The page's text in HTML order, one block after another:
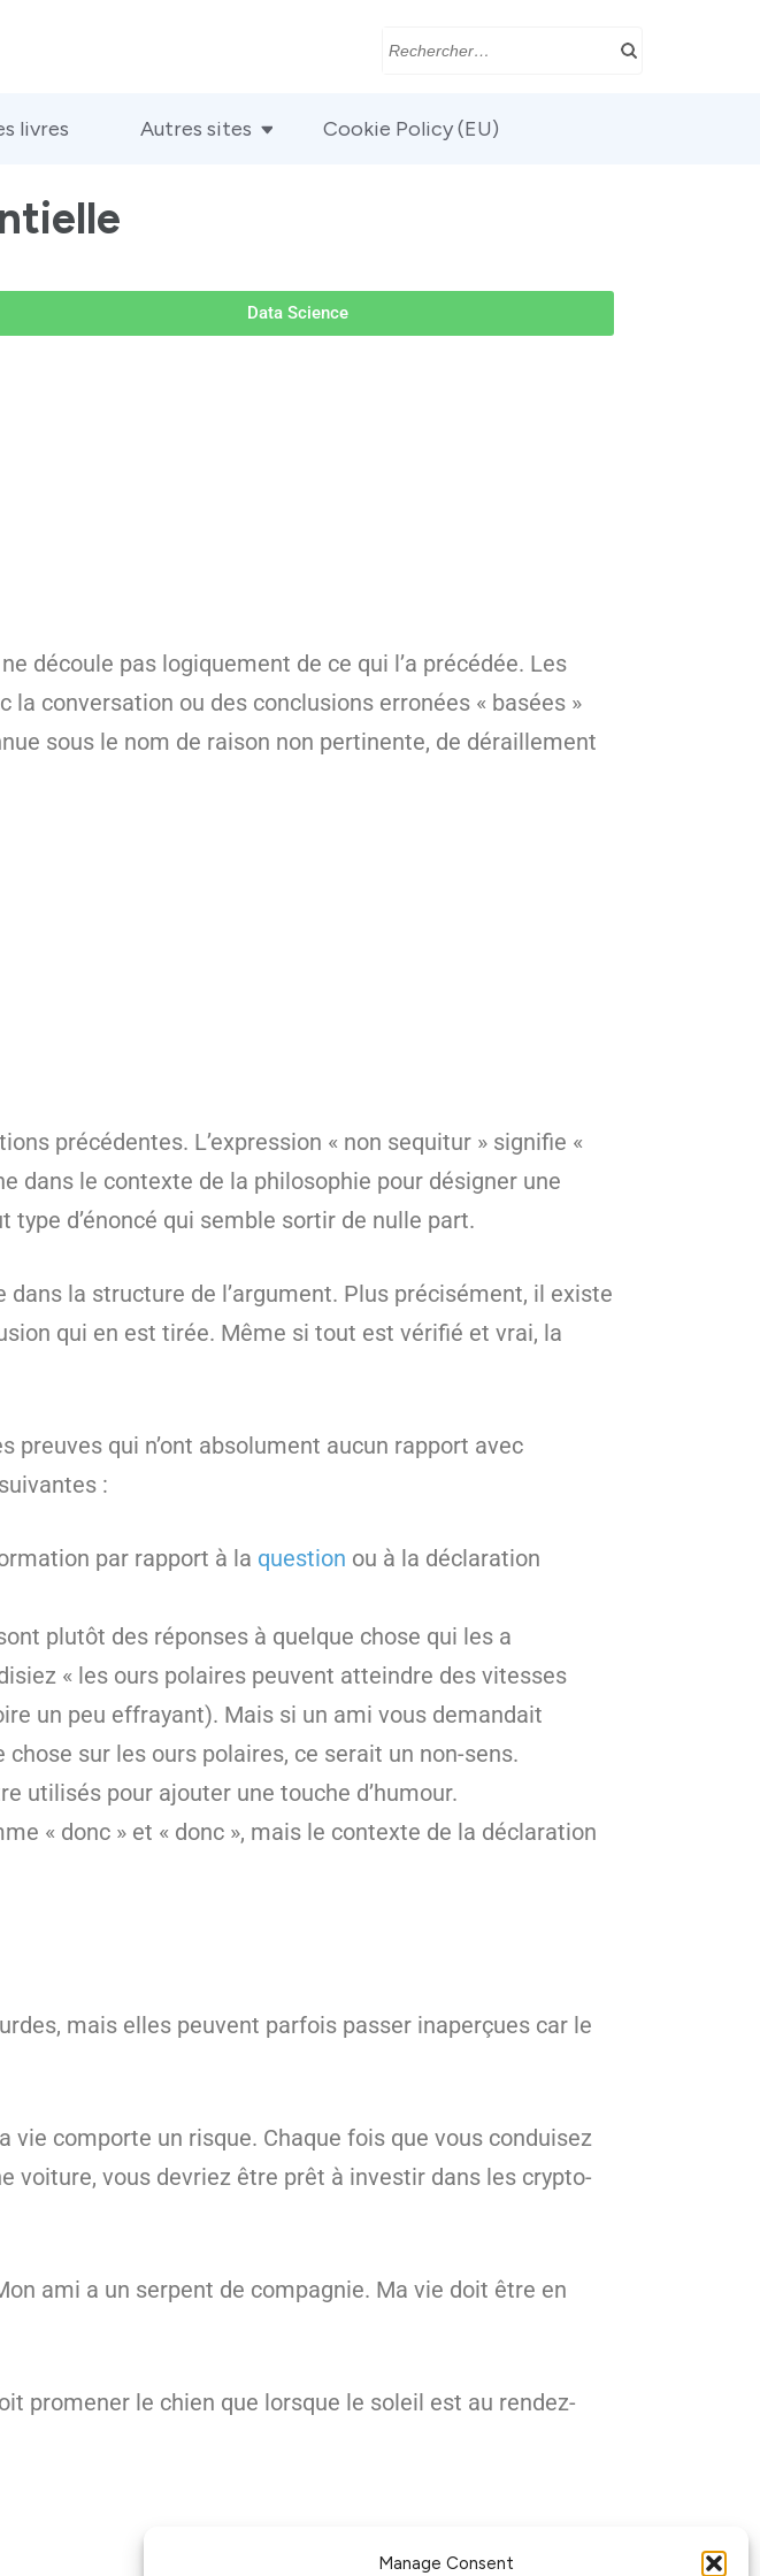
Manage Consent
livres Autres sites Cookie Policy (EU)
Data Science
découle pas logiquement de ce qui l’a précédée. Les
la conversation ou des conclusions erronées « basées »
sous le nom de raison non pertinente, de déraillement
précédentes. L’expression « non sequitur » signifie «
dans le contexte de la philosophie pour désigner une
d’énoncé qui semble sortir de nulle part.
la structure de l’argument. Plus précisément, il existe
qui en est tirée. Même si tout est vérifié et vrai, la
qui n’ont absolument aucun rapport avec
:
par rapport à la question ou à la déclaration
plutôt des réponses à quelque chose qui les a
« les ours polaires peuvent atteindre des vitesses
un peu effrayant). Mais si un ami vous demandait
sur les ours polaires, ce serait un non-sens.
utilisés pour ajouter une touche d’humour.
« donc » et « donc », mais le contexte de la déclaration
mais elles peuvent parfois passer inaperçues car le
comporte un risque. Chaque fois que vous conduisez
voiture, vous devriez être prêt à investir dans les crypto-
ami a un serpent de compagnie. Ma vie doit être en
promener le chien que lorsque le soleil est au rendez-